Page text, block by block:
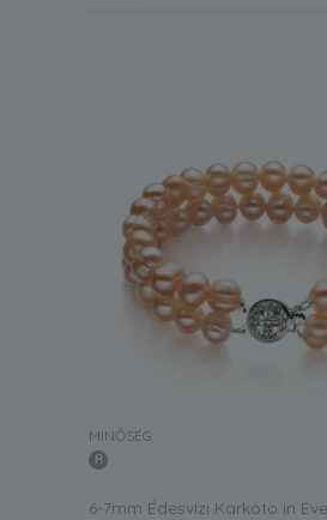
MINŐSÉG:
6-7mm Édesvízi Karköto in